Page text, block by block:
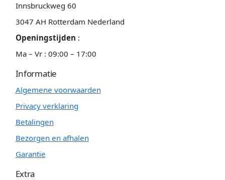
Innsbruckweg 60
3047 AH Rotterdam Nederland
Openingstijden :
Ma – Vr : 09:00 – 17:00
Informatie
Algemene voorwaarden
Privacy verklaring
Betalingen
Bezorgen en afhalen
Garantie
Extra